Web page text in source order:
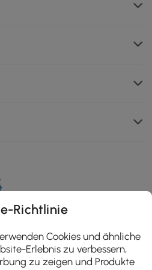
Richtlinie
Cookies und ähnliche
Erlebnis zu verbessern,
zu zeigen und Produkte